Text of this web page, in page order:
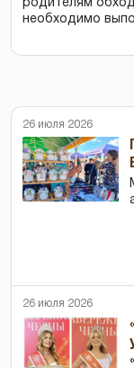
родителям
необходимо
26 июля 2026
26 июля 2026